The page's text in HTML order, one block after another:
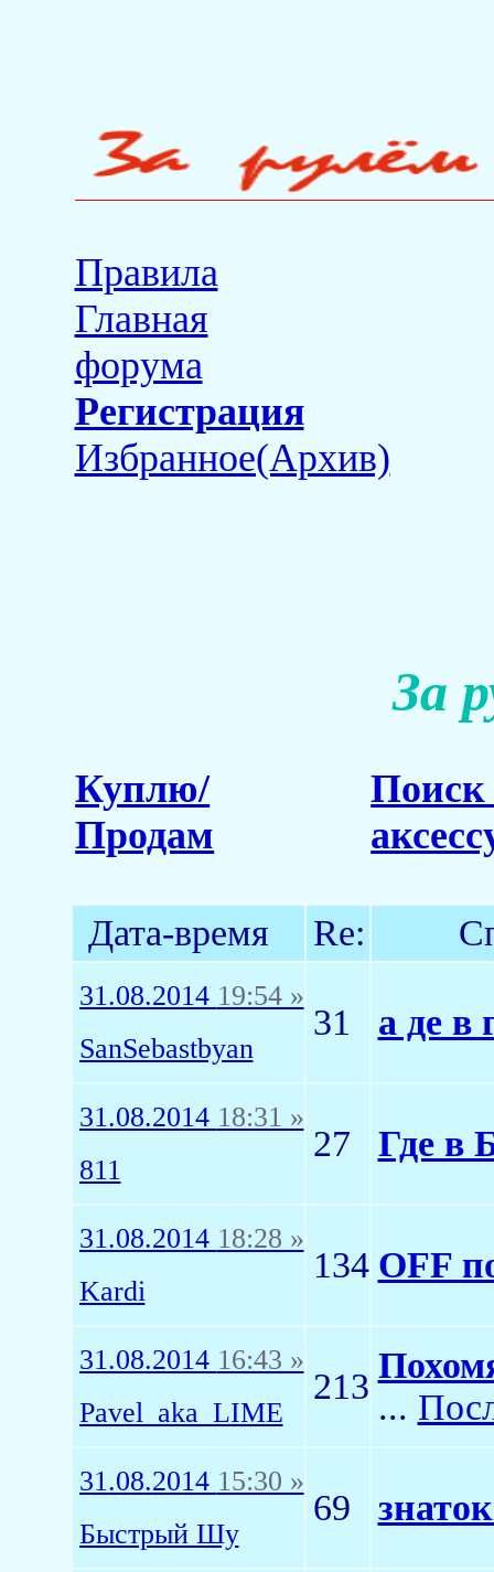
Правила
Главная
форума
Регистрация
Избранное(Архив)
За
Куплю/
Продам
Поиск
Дата-время Re:
31.08.2014 19:54 »
SanSebastbyan
31 а де в
31.08.2014 18:31 »
811
27 Где в
31.08.2014 18:28 »
Kardi
134 OFF
31.08.2014 16:43 »
Pavel_aka_LIME
213
...
31.08.2014 15:30 »
Быстрый Шу
69